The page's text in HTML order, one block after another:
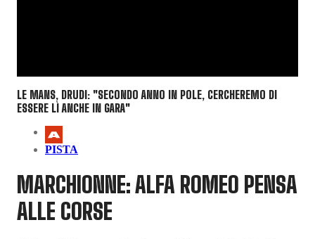
LE MANS, DRUDI: "SECONDO ANNO IN POLE, CERCHEREMO DI
ESSERE LÌ ANCHE IN GARA"
PISTA
MARCHIONNE: ALFA ROMEO PENSA
ALLE CORSE